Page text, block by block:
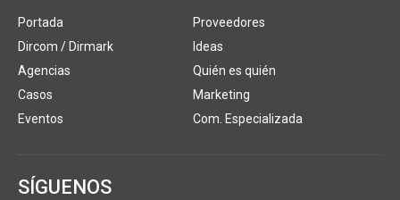
Portada
Dircom / Dirmark
Agencias
Casos
Eventos
Proveedores
Ideas
Quién es quién
Marketing
Com. Especializada
SÍGUENOS